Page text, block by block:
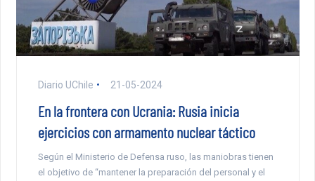
Diario UChile 21-05-2024
En la frontera con Ucrania: Rusia inicia
ejercicios con armamento nuclear táctico
Según el Ministerio de Defensa ruso, las maniobras tienen
el objetivo de “mantener la preparación del personal y el